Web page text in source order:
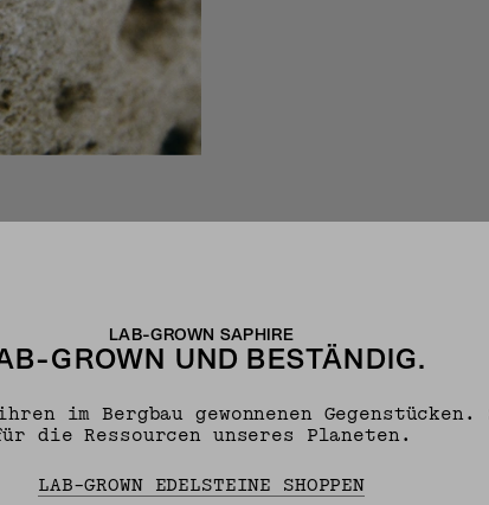
LAB-GROWN SAPHIRE
GROWN UND BESTÄNDIG.
im Bergbau gewonnenen
die Ressourcen unseres Planeten.
LAB-GROWN EDELSTEINE SHOPPEN